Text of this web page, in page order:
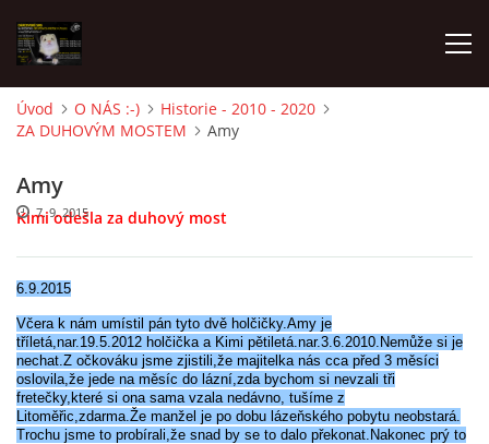
AKTUALITY
FRETKY V ÚTULKU
K ADOPCI
V PÉČI
VIRTUÁLNÍ ADOPCE
Úvod O NÁS :-)
Historie - 2010 - 2020
ZA DUHOVÝM MOSTEM
Amy
Amy
Kimi odešla za duhový most
7. 9. 2015
6.9.2015
Včera k nám umístil pán tyto dvě holčičky.Amy je
tříletá,nar.19.5.2012 holčička a Kimi pětiletá.nar.3.6.2010.Nemůže si je
nechat.Z očkováku jsme zjistili,že majitelka nás cca před 3 měsíci
oslovila,že jede na měsíc do lázní,zda bychom si nevzali tři
fretečky,které si ona sama vzala nedávno, tušíme z
Litoměřic,zdarma.Že manžel je po dobu lázeňského pobytu neobstará.
Trochu jsme to probírali,že snad by se to dalo překonat.Nakonec prý to